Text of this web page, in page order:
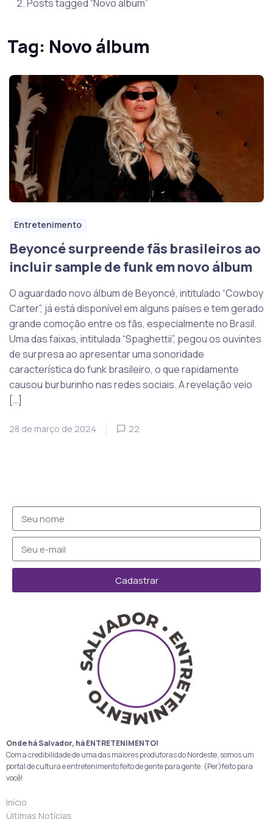
Posts tagged “Novo álbum”
Tag: Novo álbum
Entretenimento
Beyoncé surpreende fãs brasileiros ao
incluir sample de funk em novo álbum
O aguardado novo álbum de Beyoncé, intitulado “Cowboy
Carter”, já está disponível em alguns países e tem gerado
grande comoção entre os fãs, especialmente no Brasil.
Uma das faixas, intitulada “Spaghettii”, pegou os ouvintes
de surpresa ao apresentar uma sonoridade
característica do funk brasileiro, o que rapidamente
causou burburinho nas redes sociais. A revelação veio
[…]
28 de março de 2024 22
Cadastrar
Onde há Salvador, há ENTRETENIMENTO!
Com a credibilidade de uma das maiores produtoras do Nordeste, somos um
portal de cultura e entretenimento feito de gente para gente. (Per)feito para
você!
Início
Últimas Notícias